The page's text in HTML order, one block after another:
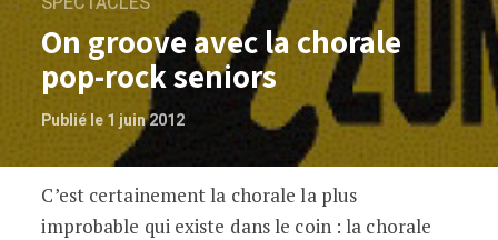
On groove avec la chorale
pop-rock seniors
Publié le 1 juin 2012
On groove avec la chorale pop-rock
C’est certainement la chorale la plus
improbable qui existe dans le coin : la chorale